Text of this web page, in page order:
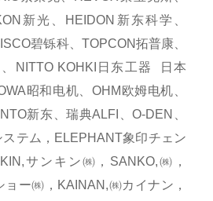
新光、HEIDON新东科学、
碧铄科、TOPCON拓普康、
NITTO KOHKI日东工器 日本
昭和电机、OHM欧姆电机、
新东、瑞典ALFI、O-DEN、
テム，ELEPHANT象印チェン
サンキン㈱，SANKO,㈱，
ー㈱，KAINAN,㈱カイナン，